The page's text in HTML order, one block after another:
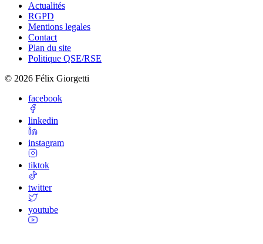
Actualités
RGPD
Mentions legales
Contact
Plan du site
Politique QSE/RSE
© 2026 Félix Giorgetti
facebook
linkedin
instagram
tiktok
twitter
youtube